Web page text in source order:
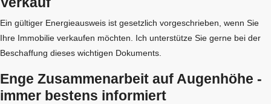
Ein gültiger Energieausweis ist gesetzlich vorgeschrieben, wenn Sie
Ihre Immobilie verkaufen möchten. Ich unterstütze Sie gerne bei der
Beschaffung dieses wichtigen Dokuments.
Enge Zusammenarbeit auf Augenhöhe -
immer bestens informiert